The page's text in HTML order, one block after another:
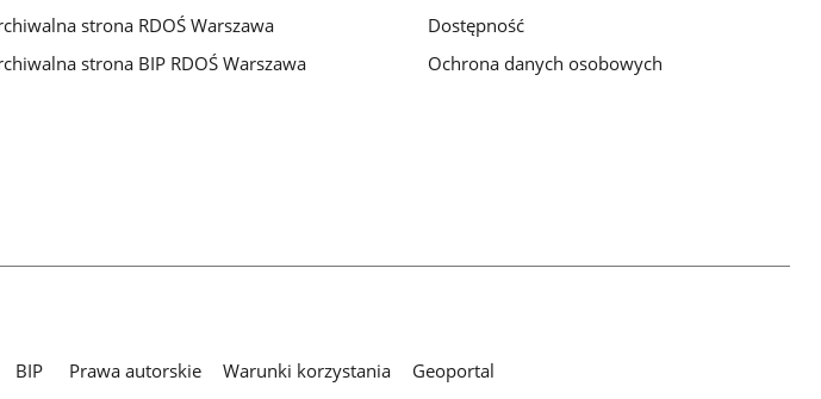
strona RDOŚ Warszawa
strona BIP RDOŚ Warszawa
Dostępność
Ochrona danych osobowych
BIP Prawa autorskie Warunki korzystania
Geoportal